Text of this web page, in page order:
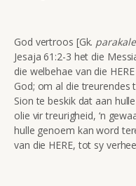
God vertroos [Gk.
Jesaja 61:2-3 het die
die welbehae van die
God; om al die
Sion te beskik dat aan
olie vir treurigheid, ‘n
hulle genoem kan word
van die HERE, tot sy